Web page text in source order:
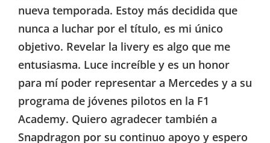
nueva temporada. Estoy más decidida que
nunca a luchar por el título, es mi único
objetivo. Revelar la livery es algo que me
entusiasma. Luce increíble y es un honor
para mí poder representar a Mercedes y a su
programa de jóvenes pilotos en la F1
Academy. Quiero agradecer también a
Snapdragon por su continuo apoyo y espero